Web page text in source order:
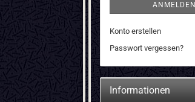
ANMELDEN
Konto erstellen
Passwort vergessen?
Informationen